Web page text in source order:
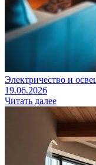
Электричество и
19.06.2026
Читать далее